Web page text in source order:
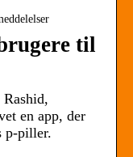
til
en app, der
p-piller.